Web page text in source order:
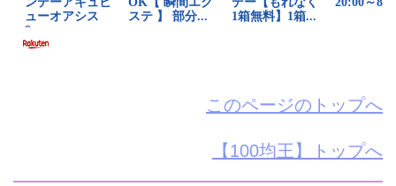
このページのトップへ
【100均王】トップへ